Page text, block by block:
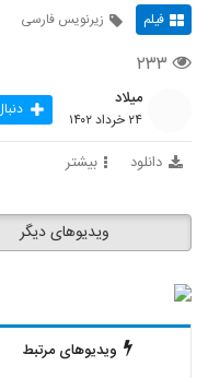
فیلم زیرنویس فارسی
۲۳۳
میلاد
۲۴ خرداد ۱۴۰۲
دانلود بیشتر
ویدیوهای دیگر
ویدیوهای مرتبط